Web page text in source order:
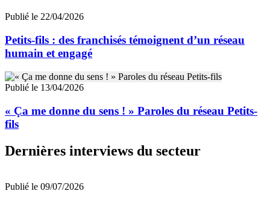
Publié le 22/04/2026
Petits-fils : des franchisés témoignent d’un réseau
humain et engagé
Publié le 13/04/2026
« Ça me donne du sens ! » Paroles du réseau Petits-
fils
Dernières interviews du secteur
Publié le 09/07/2026